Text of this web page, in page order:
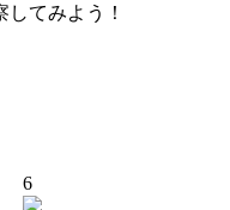
てみよう！
6